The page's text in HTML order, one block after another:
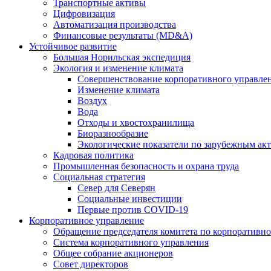
Транспортные активы
Цифровизация
Автоматизация производства
Финансовые результаты (MD&A)
Устойчивое развитие
Большая Норильская экспедиция
Экология и изменение климата
Совершенствование корпоративного
Изменение климата
Воздух
Вода
Отходы и хвостохранилища
Биоразнообразие
Экологические показатели по зарубежным
Кадровая политика
Промышленная безопасность и охрана труда
Социальная стратегия
Север для Северян
Социальные инвестиции
Первые против COVID‑19
Корпоративное управление
Обращение председателя комитета по
Система корпоративного управления
Общее собрание акционеров
Совет директоров